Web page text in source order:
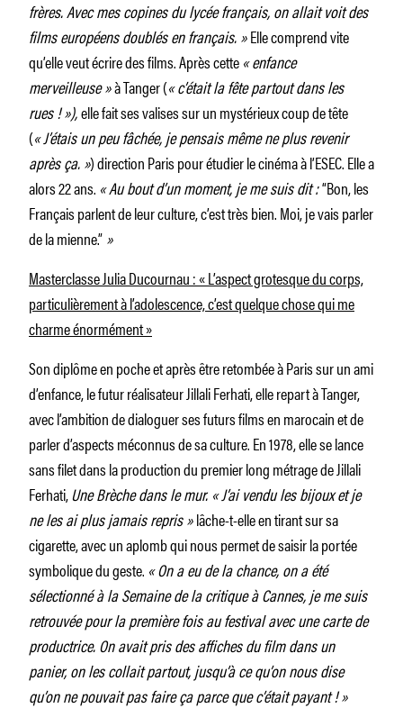
frères. Avec mes copines du lycée français, on allait voit des
films européens doublés en français. »Elle comprend vite
qu’elle veut écrire des films. Après cette« enfance
merveilleuse »à Tanger (« c’était la fête partout dans les
rues ! »),elle fait ses valises sur un mystérieux coup de tête
(« J’étais un peu fâchée, je pensais même ne plus revenir
après ça. ») direction Paris pour étudier le cinéma à l’ESEC. Elle a
alors 22 ans. « Au bout d’un moment, je me suis dit :“Bon, les
Français parlent de leur culture, c’est très bien. Moi, je vais parler
de la mienne.”»
Masterclasse Julia Ducournau : « L’aspect grotesque du corps,
particulièrement à l’adolescence, c’est quelque chose qui me
charme énormément »
Son diplôme en poche et après être retombée à Paris sur un ami
d’enfance, le futur réalisateur Jillali Ferhati, elle repart à Tanger,
avec l’ambition de dialoguer ses futurs films en marocain et de
parler d’aspects méconnus de sa culture. En 1978, elle se lance
sans filet dans la production du premier long métrage de Jillali
Ferhati,Une Brèche dans le mur. « J’ai vendu les bijoux et je
ne les ai plus jamais repris »lâche-t-elle en tirant sur sa
cigarette, avec un aplomb qui nous permet de saisir la portée
symbolique du geste. « On a eu de la chance, on a été
sélectionné à la Semaine de la critique à Cannes, je me suis
retrouvée pour la première fois au festival avec une carte de
productrice. On avait pris des affiches du film dans un
panier, on les collait partout, jusqu’à ce qu’on nous dise
qu’on ne pouvait pas faire ça parce que c’était payant ! »